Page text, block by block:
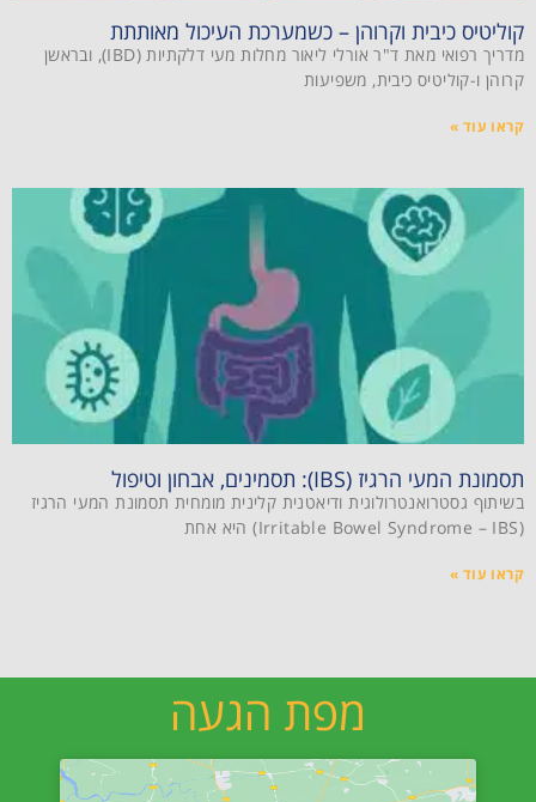
קוליטיס כיבית וקרוהן – כשמערכת העיכול מאותתת
מדריך רפואי מאת ד"ר אורלי ליאור מחלות מעי דלקתיות (IBD), ובראשן
קרוהן ו-קוליטיס כיבית, משפיעות
קראו עוד »
תסמונת המעי הרגיז (IBS): תסמינים, אבחון וטיפול
בשיתוף גסטרואנטרולוגית ודיאטנית קלינית מומחית תסמונת המעי הרגיז
(Irritable Bowel Syndrome – IBS) היא אחת
קראו עוד »
מפת הגעה